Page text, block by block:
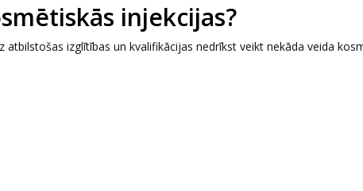
injekcijas?
atbilstošas izglītības un kvalifikācijas nedrīkst veikt nekāda veida